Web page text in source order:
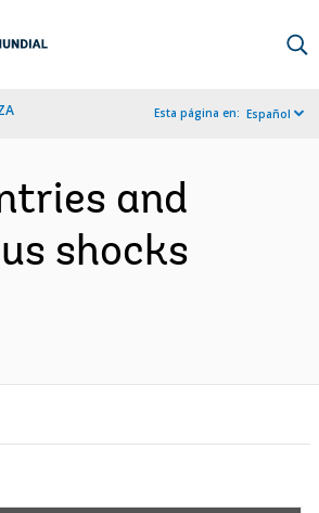
Esta página en: Español
and
shocks